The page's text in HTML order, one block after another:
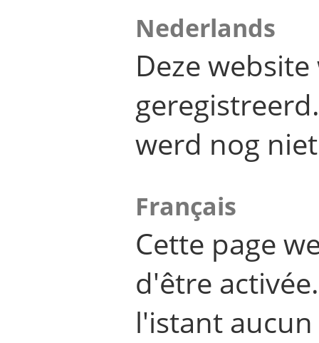
Nederlands
Deze
werd nog
Français
Cette page
d'être
l'istant